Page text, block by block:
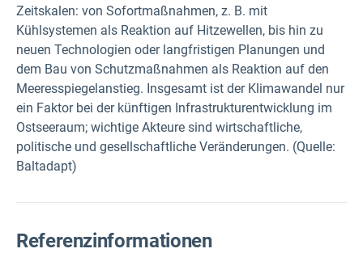
Zeitskalen: von Sofortmaßnahmen, z. B. mit
Kühlsystemen als Reaktion auf Hitzewellen, bis hin zu
neuen Technologien oder langfristigen Planungen und
dem Bau von Schutzmaßnahmen als Reaktion auf den
Meeresspiegelanstieg. Insgesamt ist der Klimawandel nur
ein Faktor bei der künftigen Infrastrukturentwicklung im
Ostseeraum; wichtige Akteure sind wirtschaftliche,
politische und gesellschaftliche Veränderungen. (Quelle:
Baltadapt)
Referenzinformationen